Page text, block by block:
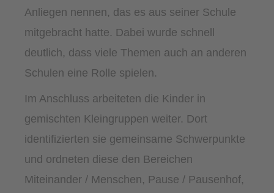
Anliegen nennen, das es aus seiner Schule
mitgebracht hatte. Dabei wurde schnell
deutlich, dass viele Themen auch an anderen
Schulen eine Rolle spielen.
Im Anschluss arbeiteten die Kinder in
gemischten Kleingruppen weiter. Dort
identifizierten sie gemeinsame Schwerpunkte
und ordneten diese den Bereichen
Miteinander / Menschen, Pause / Pausenhof,